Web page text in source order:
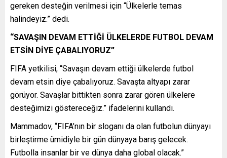
gereken desteğin verilmesi için “Ülkelerle temas
halindeyiz.” dedi.
“SAVAŞIN DEVAM ETTİĞİ ÜLKELERDE FUTBOL DEVAM
ETSİN DİYE ÇABALIYORUZ”
FIFA yetkilisi, “Savaşın devam ettiği ülkelerde futbol
devam etsin diye çabalıyoruz. Savaşta altyapı zarar
görüyor. Savaşlar bittikten sonra zarar gören ülkelere
desteğimizi göstereceğiz.” ifadelerini kullandı.
Mammadov, “FIFA’nın bir sloganı da olan futbolun dünyayı
birleştirme ümidiyle bir gün dünyaya barış gelecek.
Futbolla insanlar bir ve dünya daha global olacak.”